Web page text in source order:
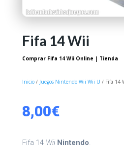
Fifa 14 Wii
Comprar Fifa 14 Wii Online | Tienda
Inicio/ Juegos Nintendo Wii Wii U / Fifa 14
8,00€
Fifa 14 Wii Nintendo.